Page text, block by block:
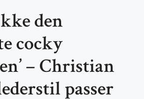
den
cocky
– Christian
passer